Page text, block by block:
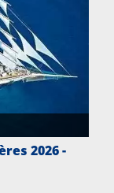
2026 -